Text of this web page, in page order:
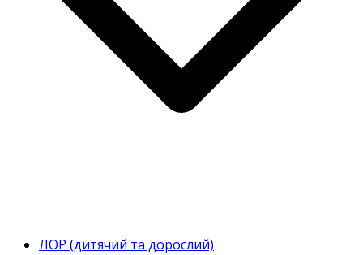
ЛОР (дитячий та дорослий)